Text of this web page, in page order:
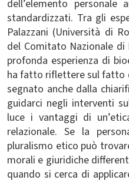
dell’elemento
standardizzati. Tra gli
Palazzani (Università di
del Comitato Nazionale di
profonda esperienza di
ha fatto riflettere sul fatto
segnato anche dalla
guidarci negli interventi
luce i vantaggi di
relazionale. Se la
pluralismo etico può
morali e giuridiche
quando si cerca di